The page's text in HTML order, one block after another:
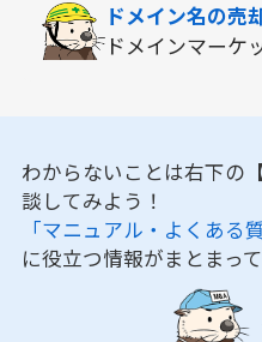
ドメイン名の売
ドメインマーケ
わからないことは右下の
談してみよう！
「マニュアル・よくある
に役立つ情報がまとまって